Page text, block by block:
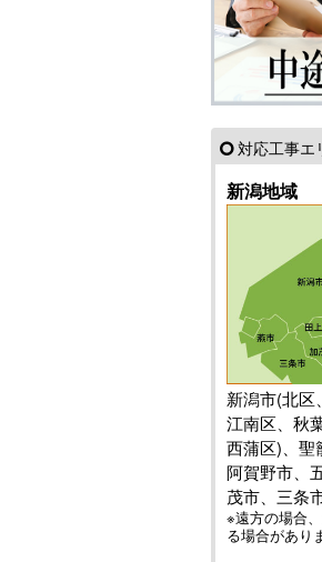
対応工事エ
新潟地域
新潟市(北区
江南区、秋
西蒲区)、聖
阿賀野市、
茂市、三条
※遠方の場合
る場合があり